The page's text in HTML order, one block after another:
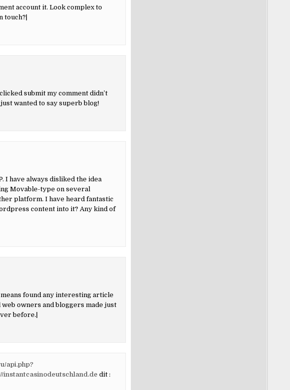
account it. Look complex to
touch?|
submit my comment didn’t
wanted to say superb blog!
I have always disliked the idea
Movable-type on several
platform. I have heard fantastic
content into it? Any kind of
found any interesting article
owners and bloggers made just
before.|
api.php?
instantcasinodeutschland.de dit :